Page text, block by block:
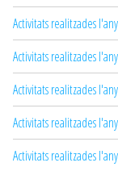
Activitats realitzades
Activitats realitzades
Activitats realitzades
Activitats realitzades
Activitats realitzades